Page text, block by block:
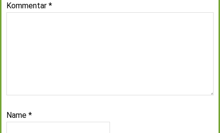
Kommentar *
Name *